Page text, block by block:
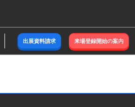
出展資料請求 来場登録開始の案内